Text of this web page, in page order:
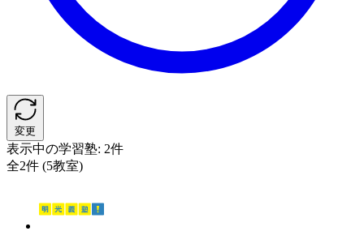
変更
表示中の学習塾: 2件
全2件 (5教室)